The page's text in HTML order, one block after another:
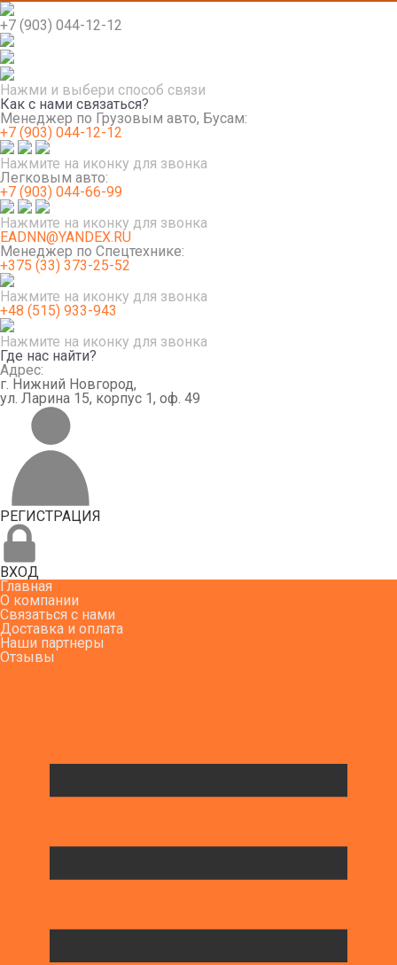
+7 (903) 044-12-12
Нажми и выбери способ связи
Как с нами связаться?
Менеджер по Грузовым авто, Бусам:
+7 (903) 044-12-12
Нажмите на иконку для звонка
Легковым авто:
+7 (903) 044-66-99
Нажмите на иконку для звонка
EADNN@YANDEX.RU
Менеджер по Спецтехнике:
+375 (33) 373-25-52
Нажмите на иконку для звонка
+48 (515) 933-943
Нажмите на иконку для звонка
Где нас найти?
Адрес:
г. Нижний Новгород,
ул. Ларина 15, корпус 1, оф. 49
РЕГИСТРАЦИЯ
ВХОД
Главная
О компании
Связаться с нами
Доставка и оплата
Наши партнеры
Отзывы